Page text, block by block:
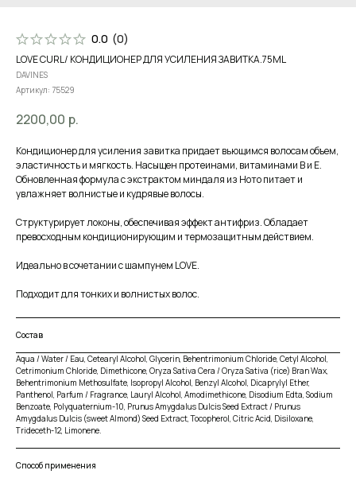
0.0 (0)
LOVE CURL/ КОНДИЦИОНЕР ДЛЯ УСИЛЕНИЯ ЗАВИТКА.75ML
DAVINES
Артикул: 75529
2200,00 р.
Кондиционер для усиления завитка придает вьющимся волосам объем,
эластичность и мягкость. Насыщен протеинами, витаминами В и Е.
Обновленная формула с экстрактом миндаля из Ното питает и
увлажняет волнистые и кудрявые волосы.
Структурирует локоны, обеспечивая эффект антифриз. Обладает
превосходным кондиционирующим и термозащитным действием.
Идеально в сочетании с шампунем LOVE.
Подходит для тонких и волнистых волос.
Состав
Aqua / Water / Eau, Cetearyl Alcohol, Glycerin, Behentrimonium Chloride, Cetyl Alcohol,
Cetrimonium Chloride, Dimethicone, Oryza Sativa Cera / Oryza Sativa (rice) Bran Wax,
Behentrimonium Methosulfate, Isopropyl Alcohol, Benzyl Alcohol, Dicaprylyl Ether,
Panthenol, Parfum / Fragrance, Lauryl Alcohol, Amodimethicone, Disodium Edta, Sodium
Benzoate, Polyquaternium-10, Prunus Amygdalus Dulcis Seed Extract / Prunus
Amygdalus Dulcis (sweet Almond) Seed Extract, Tocopherol, Citric Acid, Disiloxane,
Trideceth-12, Limonene.
Способ применения